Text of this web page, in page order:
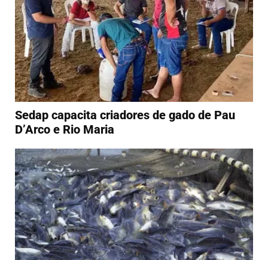
Sedap capacita criadores de gado de Pau
D’Arco e Rio Maria